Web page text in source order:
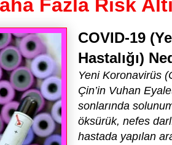
Fazla Risk
COVID-19
Hastalığı)
Yeni Koronavirüs
Çin’in Vuhan
sonlarında
öksürük, nefes
hastada yapılan